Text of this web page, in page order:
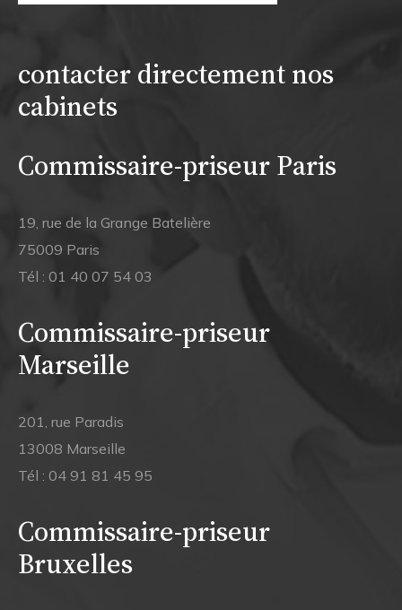
contacter directement nos
cabinets
Commissaire-priseur Paris
19, rue de la Grange Batelière
75009 Paris
Tél : 01 40 07 54 03
Commissaire-priseur
Marseille
201, rue Paradis
13008 Marseille
Tél : 04 91 81 45 95
Commissaire-priseur
Bruxelles